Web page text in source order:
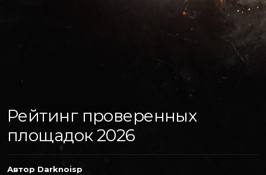
Рейтинг проверенных
площадок 2026
Автор Darknoisp